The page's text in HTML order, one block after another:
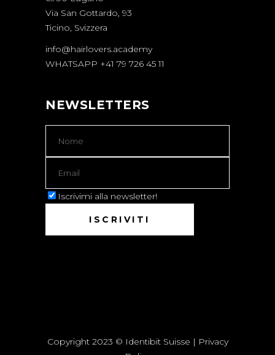
Via San Gottardo, 93
Ticino, Svizzera
info@hairlovers.academy
WHATSAPP +41 79 726 45 11
NEWSLETTERS
Iscrivimi alla newsletter!
Copyright 2023 © Identibit Suisse | Privacy